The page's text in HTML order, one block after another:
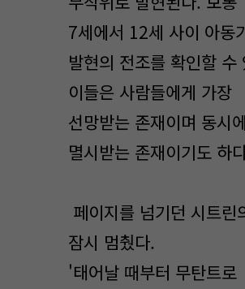
7세에서 12세 사이 아동
발현의 전조를 확인할 수
이들은 사람들에게 가장
선망받는 존재이며 동시
멸시받는 존재이기도 하
페이지를 넘기던 시트린
잠시 멈췄다.
'태어날 때부터 무탄트로